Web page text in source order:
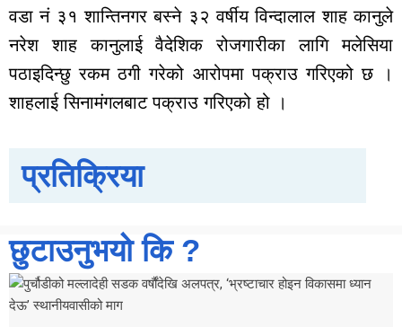
X
वडा नं‍‍ ३१ शान्तिनगर बस्ने ३२ वर्षीय विन्दालाल शाह कानुले
नरेश शाह कानुलाई वैदेशिक रोजगारीका लागि मलेसिया
पठाइदिन्छु रकम ठगी गरेको आरोपमा पक्राउ गरिएको छ ।
शाहलाई सिनामंगलबाट पक्राउ गरिएको हो ।
प्रतिक्रिया
छुटाउनुभयो कि ?